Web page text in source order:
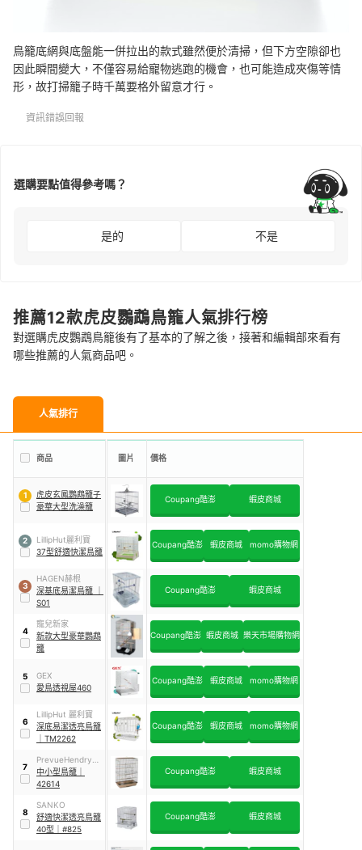
鳥籠底網與底盤能一併拉出的款式雖然便於清掃，但下方空隙卻也
因此瞬間變大，不僅容易給寵物逃跑的機會，也可能造成夾傷等情
形，故打掃籠子時千萬要格外留意才行。
資訊錯誤回報
選購要點值得參考嗎？
是的 不是
推薦12款虎皮鸚鵡鳥籠人氣排行榜
對選購虎皮鸚鵡鳥籠後有了基本的了解之後，接著和編輯部來看有
哪些推薦的人氣商品吧。
人氣排行
商品 圖片 價格
1
虎皮玄鳳鸚鵡籠子
豪華大型洗澡籠
Coupang酷澎 蝦皮商城
2
LillipHut麗利寶
37型舒適快潔鳥籠
Coupang酷澎 蝦皮商城 momo購物網
3
HAGEN赫根
深基底易潔鳥籠
S01
Coupang酷澎 蝦皮商城
4
寵兒新家
新款大型豪華鸚鵡
籠
Coupang酷澎 蝦皮商城 樂天市場購物網
5
GEX
愛鳥透視屋460
Coupang酷澎 蝦皮商城 momo購物網
6
LillipHut 麗利寶
深底易潔透亮鳥籠
TM2262
Coupang酷澎 蝦皮商城 momo購物網
7
PrevueHendryx
PREVUE PET
PRODUCTS
中小型鳥籠
42614
Coupang酷澎 蝦皮商城
8
SANKO
舒適快潔透亮鳥籠
40型
#825
Coupang酷澎 蝦皮商城